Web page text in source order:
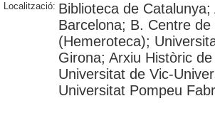
Localització: Biblioteca de
Barcelona; B. Centre
(Hemeroteca);
Girona; Arxiu Històric
Universitat de Vic-
Universitat Pompeu